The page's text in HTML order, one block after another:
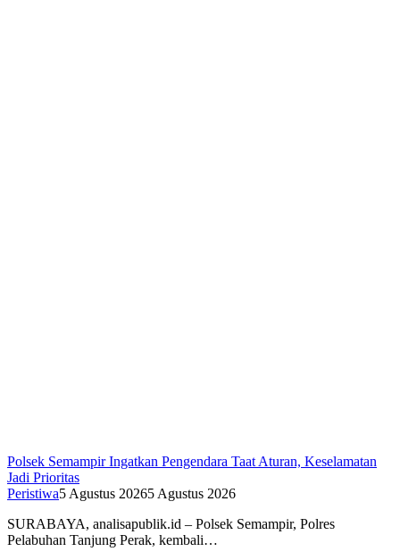
Polsek Semampir Ingatkan Pengendara Taat Aturan, Keselamatan
Jadi Prioritas
Peristiwa5 Agustus 20265 Agustus 2026
SURABAYA, analisapublik.id – Polsek Semampir, Polres
Pelabuhan Tanjung Perak, kembali…